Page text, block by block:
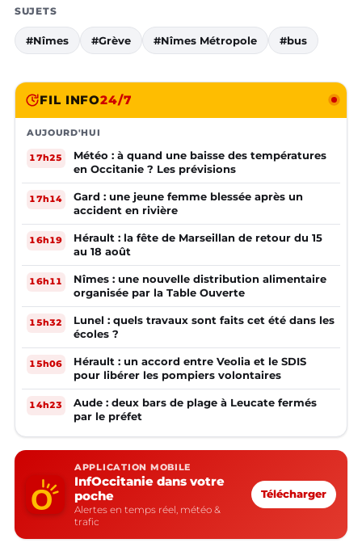
SUJETS
#Nîmes #Grève #Nîmes Métropole #bus
FIL INFO24/7
AUJOURD'HUI
17h25
Météo : à quand une baisse des températures
en Occitanie ? Les prévisions
17h14
Gard : une jeune femme blessée après un
accident en rivière
16h19
Hérault : la fête de Marseillan de retour du 15
au 18 août
16h11
Nîmes : une nouvelle distribution alimentaire
organisée par la Table Ouverte
15h32
Lunel : quels travaux sont faits cet été dans les
écoles ?
15h06
Hérault : un accord entre Veolia et le SDIS
pour libérer les pompiers volontaires
14h23
Aude : deux bars de plage à Leucate fermés
par le préfet
APPLICATION MOBILE
InfOccitanie dans votre
poche
Alertes en temps réel, météo &
trafic
Télécharger